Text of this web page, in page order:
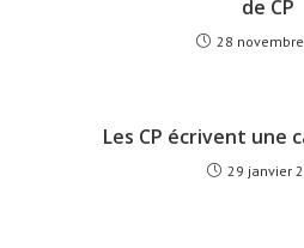
de CP
28
Les CP écrivent une
29 janvier